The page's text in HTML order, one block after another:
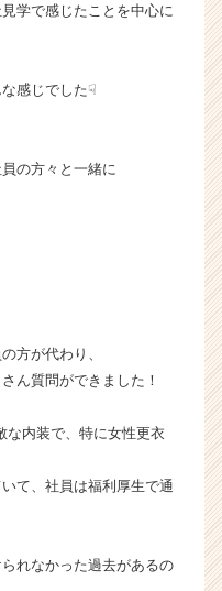
学で感じたことを中心に
感じでした☟
方々と一緒に
方が代わり、
ん質問ができました！
な内装で、特に女性更衣
て、社員は福利厚生で通
れなかった過去があるの